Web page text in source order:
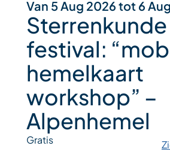
Van 5 Aug 2026 tot 6
Sterrenkunde
festival:
hemelkaart
workshop” –
Alpenhemel
Gratis